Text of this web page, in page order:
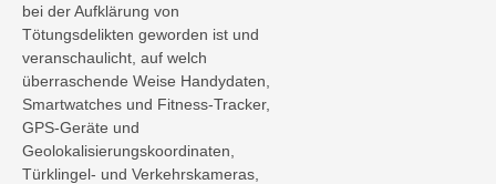
bei der Aufklärung von
Tötungsdelikten geworden ist und
veranschaulicht, auf welch
überraschende Weise Handydaten,
Smartwatches und Fitness-Tracker,
GPS-Geräte und
Geolokalisierungskoordinaten,
Türklingel- und Verkehrskameras,